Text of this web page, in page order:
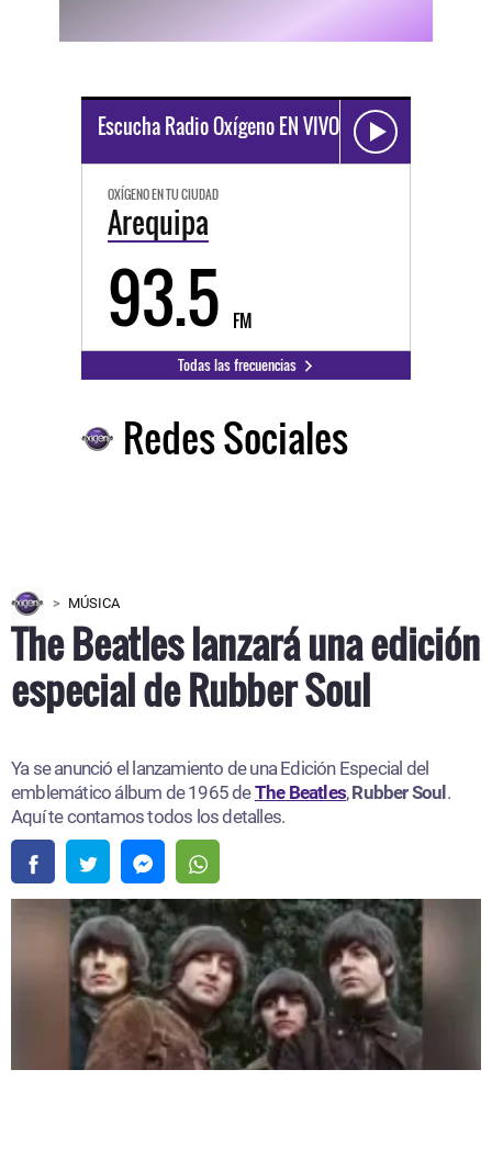
Escucha Radio Oxígeno EN VIVO
OXÍGENO EN TU CIUDAD
Arequipa
93.5 FM
Todas las frecuencias
Redes Sociales
MÚSICA
The Beatles lanzará una edición
especial de Rubber Soul
Ya se anunció el lanzamiento de una Edición Especial del
emblemático álbum de 1965 deThe Beatles,Rubber Soul
Aquí te contamos todos los detalles.